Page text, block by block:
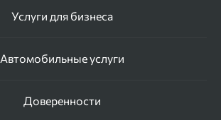
Услуги для бизнеса
Автомобильные услуги
Доверенности